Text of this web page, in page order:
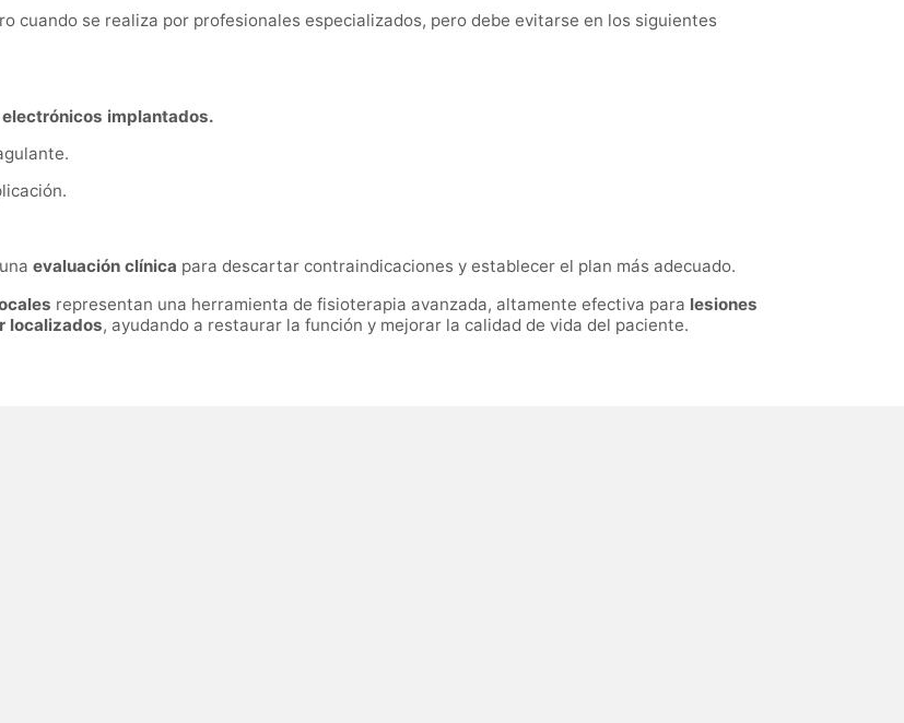
cuando se realiza por profesionales especializados, pero debe evitarse en los siguientes
implantados.
evaluación clínica para descartar contraindicaciones y establecer el plan más adecuado.
representan una herramienta de fisioterapia avanzada, altamente efectiva para lesiones
localizados, ayudando a restaurar la función y mejorar la calidad de vida del paciente.